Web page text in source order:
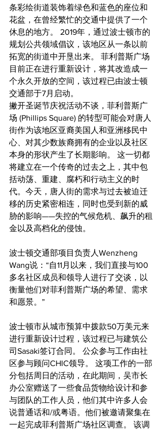
条彩绘街道装饰着绿色和蓝色的座位和
花盆，在曾经繁忙的交通中提供了一个
休息的地方。 2019年，通过波士顿市的
规划公共领域倡议，该地区从一条以前
拓宽的街道中开垦出来。 菲利普斯广场
目前正在进行重新设计，将其改造成一
个永久开放的空间，该过程已由波士顿
交通部于7月启动。
撇开圣诞节庆祝活动不谈，菲利普斯广
场 (Phillips Square) 的转型可能会对唐人
街作为该地区亚裔美国人和亚洲移民中
心、对其少数族裔拥有的企业以及社区
本身的形状产生了长期影响。 这一切都
将建立在一个传奇的过去之上，其中包
括动荡、重建、腐朽和行动主义的时
代。今天，唐人街的需求与过去被迫迁
移的历史紧密相连，同时也受到新的威
胁的影响——失控的气候危机、飙升的租
金以及高档化的侵蚀。
波士顿交通部项目负责人Wenzheng
Wang说：“自11月以来，我们直接与100
多名社区成员和领导人进行了交谈，以
衡量他们对菲利普斯广场的希望、需求
和愿景。”
波士顿市从城市预算中拨款50万美元来
进行重新设计过程，该过程已与建筑公
司Sasaki签订合同。 公众参与工作由社
区参与顾问CHIC领导。 这项工作的一部
分包括周日的活动，在此期间，吴市长
办公室赠送了一些食品货物给设计和参
与团队的工作人员，他们其中许多人会
说普通话和/或粤语。他们被邀请聚集在
一起完成菲利普斯广场社区调查。 该调